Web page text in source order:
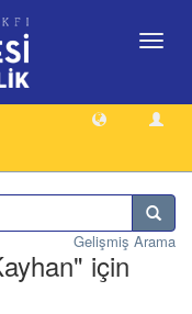
Geçiş
Gelişmiş Arama
için